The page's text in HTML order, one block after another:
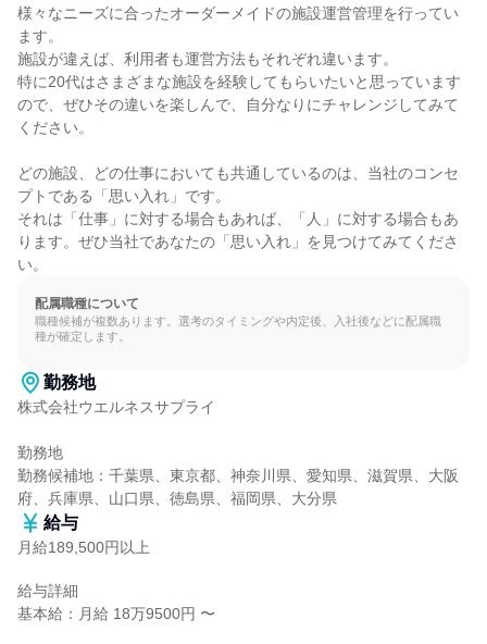
様々なニーズに合ったオーダーメイドの施設運営管理を行ってい
ます。
施設が違えば、利用者も運営方法もそれぞれ違います。
特に20代はさまざまな施設を経験してもらいたいと思っています
ので、ぜひその違いを楽しんで、自分なりにチャレンジしてみて
ください。
どの施設、どの仕事においても共通しているのは、当社のコンセ
プトである「思い入れ」です。
それは「仕事」に対する場合もあれば、「人」に対する場合もあ
ります。ぜひ当社であなたの「思い入れ」を見つけてみてくださ
い。
配属職種について
職種候補が複数あります。選考のタイミングや内定後、入社後などに配属職
種が確定します。
勤務地
株式会社ウエルネスサプライ
勤務地
勤務候補地：千葉県、東京都、神奈川県、愛知県、滋賀県、大阪
府、兵庫県、山口県、徳島県、福岡県、大分県
給与
月給189,500円以上
給与詳細
基本給：月給 18万9500円 〜